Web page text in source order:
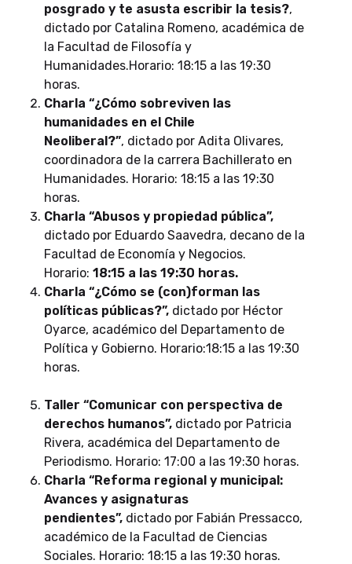
posgrado y te asusta escribir la tesis?,
dictado por Catalina Romeno, académica de
la Facultad de Filosofía y
Humanidades.Horario: 18:15 a las 19:30
horas.
Charla “¿Cómo sobreviven las
humanidades en el Chile
Neoliberal?”, dictado por Adita Olivares,
coordinadora de la carrera Bachillerato en
Humanidades. Horario: 18:15 a las 19:30
horas.
Charla “Abusos y propiedad pública”,
dictado por Eduardo Saavedra, decano de la
Facultad de Economía y Negocios.
Horario: 18:15 a las 19:30 horas.
Charla “¿Cómo se (con)forman las
políticas públicas?”, dictado por Héctor
Oyarce, académico del Departamento de
Política y Gobierno. Horario:18:15 a las 19:30
horas.
Taller “Comunicar con perspectiva de
derechos humanos”, dictado por Patricia
Rivera, académica del Departamento de
Periodismo. Horario: 17:00 a las 19:30 horas.
Charla “Reforma regional y municipal:
Avances y asignaturas
pendientes”, dictado por Fabián Pressacco,
académico de la Facultad de Ciencias
Sociales. Horario: 18:15 a las 19:30 horas.